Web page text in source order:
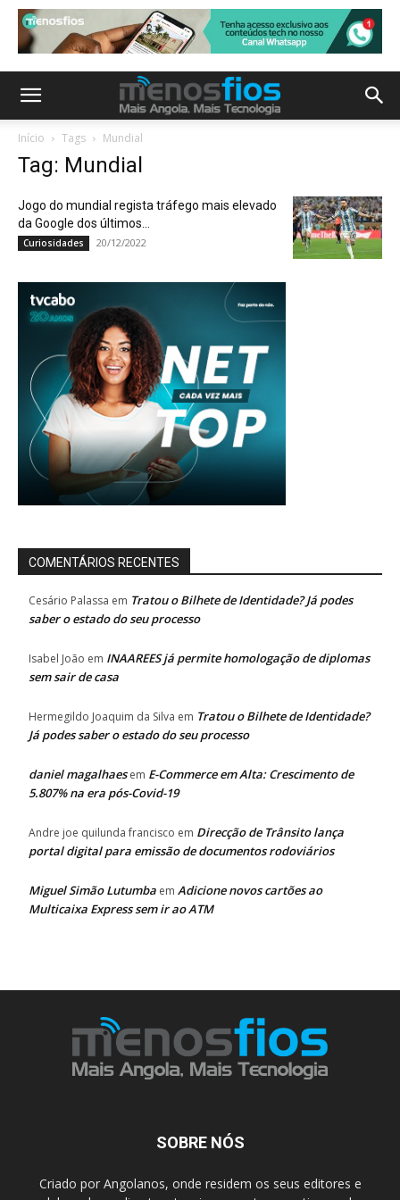
Início Tags Mundial
Tag: Mundial
Jogo do mundial regista tráfego mais elevado
da Google dos últimos...
Curiosidades 20/12/2022
COMENTÁRIOS RECENTES
Cesário Palassa em Tratou o Bilhete de Identidade? Já podes
saber o estado do seu processo
Isabel João em INAAREES já permite homologação de diplomas
sem sair de casa
Hermegildo Joaquim da Silva em Tratou o Bilhete de Identidade?
Já podes saber o estado do seu processo
daniel magalhaesem E-Commerce em Alta: Crescimento de
5.807% na era pós-Covid-19
Andre joe quilunda francisco em Direcção de Trânsito lança
portal digital para emissão de documentos rodoviários
Miguel Simão Lutumba em Adicione novos cartões ao
Multicaixa Express sem ir ao ATM
SOBRE NÓS
Criado por Angolanos, onde residem os seus editores e